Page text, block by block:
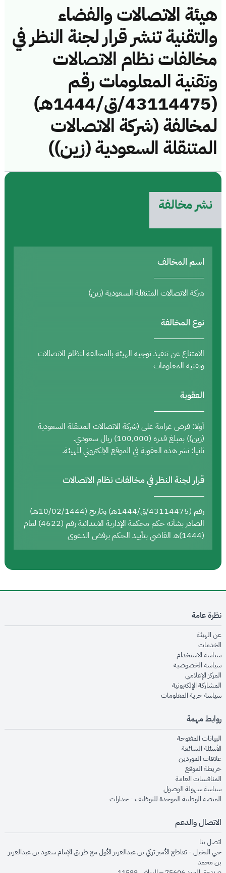
هيئة الاتصالات والفضاء
والتقنية تنشر قرار لجنة النظر في
مخالفات نظام الاتصالات
وتقنية المعلومات رقم
(43114475/ق/1444هـ)
لمخالفة (شركة الاتصالات
المتنقلة السعودية (زين))
نشر مخالفة
اسم المخالف
شركة الاتصالات المتنقلة السعودية (زين)
نوع المخالفة
الامتناع عن تنفيذ توجيه الهيئة بالمخالفة لنظام الاتصالات
وتقنية المعلومات
العقوبة
أولا: فرض غرامة على (شركة الاتصالات المتنقلة السعودية
(زين)) بمبلغ قدره (100,000) ريال سعودي.
ثانيا: نشر هذه العقوبة في الموقع الإلكتروني للهيئة.
قرار لجنة النظر في مخالفات نظام الاتصالات
رقم (43114475/ق/1444هـ) وتاريخ (10/02/1444هـ)
الصادر بشأنه حكم محكمة الإدارية الابتدائية رقم (4622) لعام
(1444)هـ القاضي بتأييد الحكم برفض الدعوى
نظرة عامة
عن الهيئةopens in new window
الخدماتopens in new window
سياسة الاستخدام
سياسة الخصوصيةopens in new window
المركز الإعلاميopens in new window
المشاركة الإلكترونيةopens in new window
سياسة حرية المعلوماتopens in new window
روابط مهمة
البيانات المفتوحةopens in new window
الأسئلة الشائعةopens in new window
علاقات الموردينopens in new window
خريطة الموقعopens in new window
المنافسات العامةopens in new window
سياسة سهولة الوصولopens in new window
المنصة الوطنية الموحدة للتوظيف - جداراتopens in new window
الاتصال والدعم
اتصل بنا
حي النخيل - تقاطع الأمير تركي بن عبدالعزيز الأول مع طريق الإمام سعود بن عبدالعزيز
بن محمد